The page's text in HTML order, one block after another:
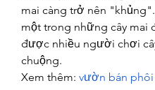
mai càng trở nên
một trong những cây mai
được nhiều người chơi
chuộng.
Xem thêm: vườn bán phôi